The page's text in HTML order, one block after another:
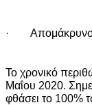
· Απομάκρυνση
Το χρονικό
Μαΐου 2020.
φθάσει το 100%